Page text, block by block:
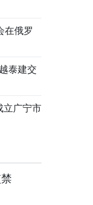
在俄罗
泰建交
立广宁市